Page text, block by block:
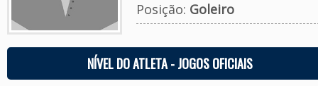
Posição: Goleiro
NÍVEL DO ATLETA - JOGOS OFICIAIS